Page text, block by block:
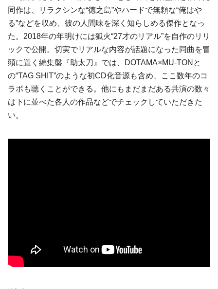
同作は、リラクシンな“徳之島”やハードで無頼な“俺はや
る”などを収め、彼の人間味を深く知らしめる傑作となっ
た。2018年の年明けには狐火“27才のリアル”を自作のリリ
ックで公開。切実でリアルな内容が話題になった同曲を冒
頭に置く編集盤『助太刀』では、DOTAMA×MU-TONと
の“TAG SHIT”のような初CD化音源も含め、ここ数年のコ
ラボも聴くことができる。他にもまだまだある共演の数々
は下に並べた各人の作品などでチェックしていただきた
い。